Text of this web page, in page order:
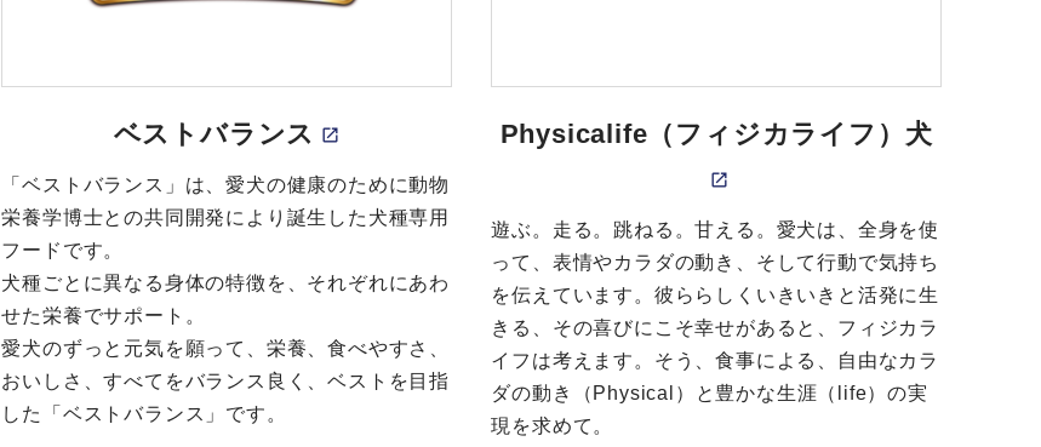
ベストバランス
「ベストバランス」は、愛犬の健康のために動物
栄養学博士との共同開発により誕生した犬種専用
フードです。
犬種ごとに異なる身体の特徴を、それぞれにあわ
せた栄養でサポート。
愛犬のずっと元気を願って、栄養、食べやすさ、
おいしさ、すべてをバランス良く、ベストを目指
した「ベストバランス」です。
Physicalife（フィジカライフ）犬
遊ぶ。走る。跳ねる。甘える。愛犬は、全身を使
って、表情やカラダの動き、そして行動で気持ち
を伝えています。彼ららしくいきいきと活発に生
きる、その喜びにこそ幸せがあると、フィジカラ
イフは考えます。そう、食事による、自由なカラ
ダの動き（Physical）と豊かな生涯（life）の実
現を求めて。